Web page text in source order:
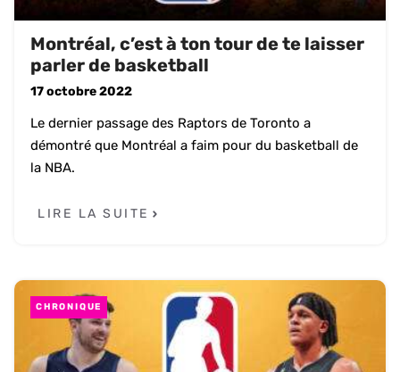
Montréal, c’est à ton tour de te laisser
parler de basketball
17 octobre 2022
Le dernier passage des Raptors de Toronto a
démontré que Montréal a faim pour du basketball de
la NBA.
LIRE LA SUITE
CHRONIQUE